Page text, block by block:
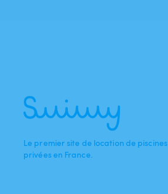
Le premier site de location de piscines
privées en France.